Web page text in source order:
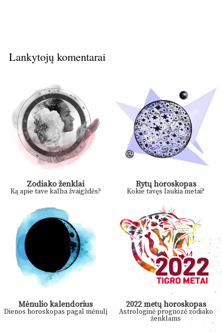
Lankytojų komentarai
Zodiako ženklai
Ką apie tave kalba žvaigždės?
Rytų horoskopas
Kokie tavęs laukia metai?
Mėnulio kalendorius
Dienos horoskopas pagal mėnulį
2022 metų horoskopas
Astrologinė prognozė zodiako
ženklams